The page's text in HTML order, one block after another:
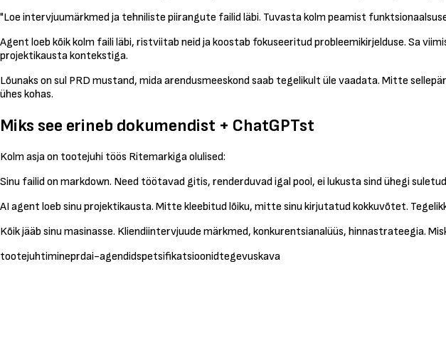
"Loe intervjuumärkmed ja tehniliste piirangute failid läbi. Tuvasta kolm peamist
Agent loeb kõik kolm faili läbi, ristviitab neid ja koostab fokuseeritud probleemikirjelduse. Sa
projektikausta kontekstiga.
Lõunaks on sul PRD mustand, mida arendusmeeskond saab tegelikult üle vaadata. Mitte
ühes kohas.
Miks see erineb dokumendist + ChatGPTst
Kolm asja on tootejuhi töös Ritemarkiga olulised:
Sinu failid on markdown. Need töötavad gitis, renderduvad igal pool, ei lukusta sind ühegi
AI agent loeb sinu projektikausta. Mitte kleebitud lõiku, mitte sinu kirjutatud kokkuvõtet.
Kõik jääb sinu masinasse. Kliendiintervjuude märkmed, konkurentsianalüüs, hinnastrateegia.
tootejuhtimineprdai-agendidspetsifikatsioonidtegevuskava